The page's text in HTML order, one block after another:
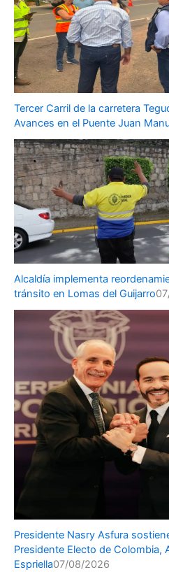
Tercer Carril de la carretera
Avances en el Puente Juan
Alcaldía implementa
tránsito en Lomas del Guijarro
Presidente Nasry Asfura
Presidente Electo de Colombia,
Espriella07/08/2026